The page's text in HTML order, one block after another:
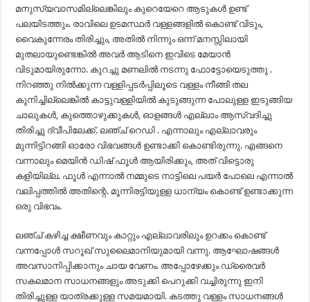
മനുസ്യവാസമില്ലെങ്കിലും കുറെയേറെ ആടുകൾ ഉണ്ട്
പലയിടത്തും. രാവിലെ ഉടമസ്ഥർ വള്ളങ്ങളിൽ കൊണ്ട് വിടും,
വൈകുന്നേരം തിരിച്ചും, അതിൽ നിന്നും ഒന്ന് മനസ്സിലായി
മുതലായുണ്ടെങ്കിൽ അവർ ആടിനെ ഇവിടെ മേയാൻ
വിടുമായിരുന്നോ. കുറച്ചു മണലിൽ നടന്നു ഫോട്ടോയെടുത്തു .
നിറഞ്ഞു നിൽക്കുന്ന വള്ളിപ്പടർപ്പിലൂടെ വള്ളം നീങ്ങി തല
കുനിച്ചില്ലെങ്കിൽ കാട്ടുവള്ളിയിൽ കുടുങ്ങുന്ന പോലുള്ള ഇടുങ്ങിയ
ചാലുകൾ, കുത്തൊഴുക്കുകൾ, ഓളങ്ങൾ എല്ലാം ആസ്വദിച്ചു
തിരിച്ചു ദ്വീപിലേക്ക്. ലഞ്ച് റെഡി . എന്നാലും എല്ലാവരും
മുന്നിട്ടിറങ്ങി ഓരോ വിഭവങ്ങൾ ഉണ്ടാക്കി കൊണ്ടിരുന്നു. എങ്ങനെ
വന്നാലും മെയിൻ ഡിഷ് ഫൂൾ ആയിരിക്കും, അത് വിട്ടൊരു
കളിയില്ല. ഫൂൾ എന്നാൽ നമ്മുടെ നാട്ടിലെ പയർ പോലെ എന്നാൽ
വലിപ്പത്തിൽ അതിന്റെ. മൂന്നിരട്ടിയുള്ള ധാന്യം കൊണ്ട് ഉണ്ടാക്കുന്ന
ഒരു വിഭവം.
ലഞ്ച് കഴിച്ച ക്ഷീണവും കാറ്റും എല്ലാവരിലും ഉറക്കം കൊണ്ട്
വന്നപ്പോൾ സറൂഖ്‌ സുലൈമാനിയുമായി വന്നു. ആഘോഷങ്ങൾ
അവസാനിപ്പിക്കാനും ചായ വേണം. അപ്പോഴേക്കും ഡ്രൈവർ
സകലമാന സാധനങ്ങളും അടുക്കി പെറുക്കി വച്ചിരുന്നു ഇനി
തിരിച്ചുള്ള യാത്രക്കുള്ള സമയമായി. കടത്തു വള്ളം സാധനങ്ങൾ